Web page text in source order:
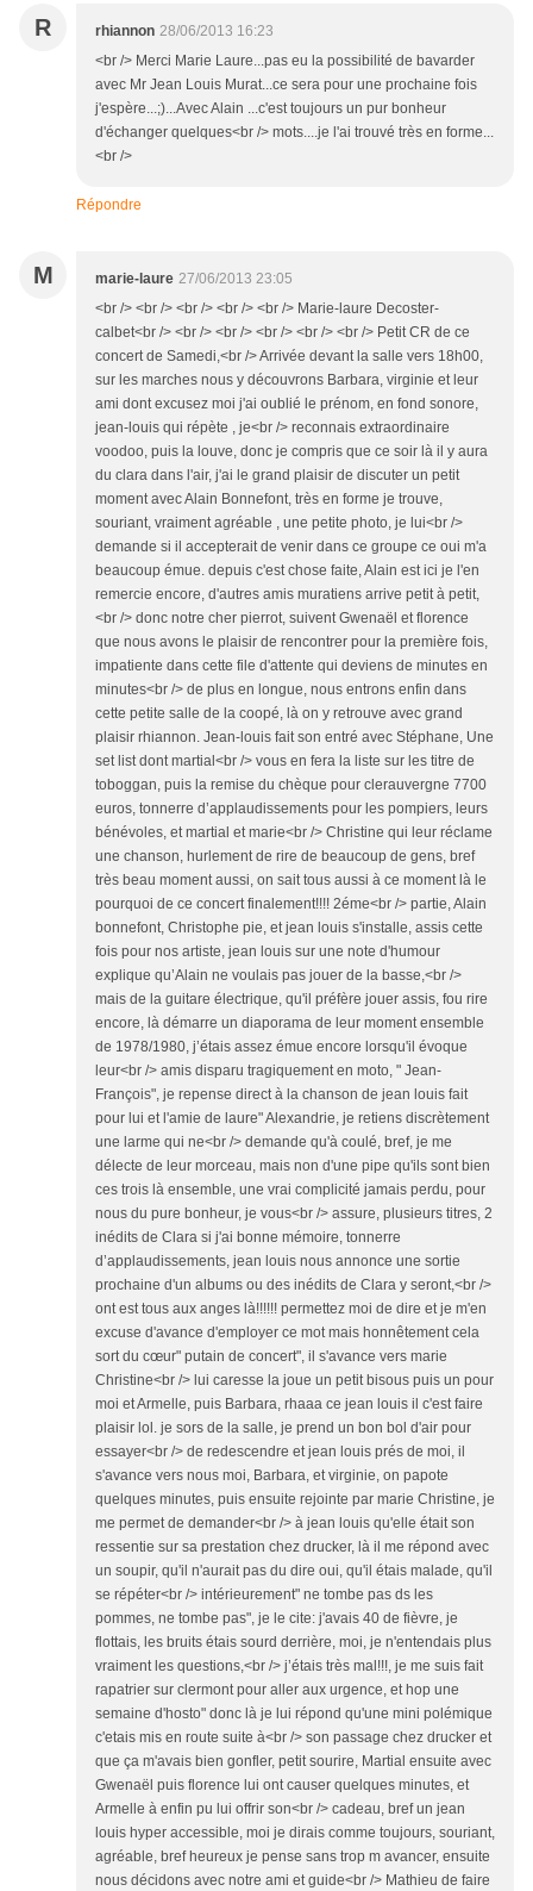
R rhiannon 28/06/2013 16:23
<br /> Merci Marie Laure...pas eu la possibilité de bavarder
avec Mr Jean Louis Murat...ce sera pour une prochaine fois
j'espère...;)...Avec Alain ...c'est toujours un pur bonheur
d'échanger quelques<br /> mots....je l'ai trouvé très en forme...
<br />
Répondre
M marie-laure 27/06/2013 23:05
<br /> <br /> <br /> <br /> <br /> Marie-laure Decoster-
calbet<br /> <br /> <br /> <br /> <br /> <br /> Petit CR de ce
concert de Samedi,<br /> Arrivée devant la salle vers 18h00,
sur les marches nous y découvrons Barbara, virginie et leur
ami dont excusez moi j'ai oublié le prénom, en fond sonore,
jean-louis qui répète , je<br /> reconnais extraordinaire
voodoo, puis la louve, donc je compris que ce soir là il y aura
du clara dans l'air, j'ai le grand plaisir de discuter un petit
moment avec Alain Bonnefont, très en forme je trouve,
souriant, vraiment agréable , une petite photo, je lui<br />
demande si il accepterait de venir dans ce groupe ce oui m'a
beaucoup émue. depuis c'est chose faite, Alain est ici je l'en
remercie encore, d'autres amis muratiens arrive petit à petit,
<br /> donc notre cher pierrot, suivent Gwenaël et florence
que nous avons le plaisir de rencontrer pour la première fois,
impatiente dans cette file d'attente qui deviens de minutes en
minutes<br /> de plus en longue, nous entrons enfin dans
cette petite salle de la coopé, là on y retrouve avec grand
plaisir rhiannon. Jean-louis fait son entré avec Stéphane, Une
set list dont martial<br /> vous en fera la liste sur les titre de
toboggan, puis la remise du chèque pour clerauvergne 7700
euros, tonnerre d’applaudissements pour les pompiers, leurs
bénévoles, et martial et marie<br /> Christine qui leur réclame
une chanson, hurlement de rire de beaucoup de gens, bref
très beau moment aussi, on sait tous aussi à ce moment là le
pourquoi de ce concert finalement!!!! 2éme<br /> partie, Alain
bonnefont, Christophe pie, et jean louis s'installe, assis cette
fois pour nos artiste, jean louis sur une note d'humour
explique qu’Alain ne voulais pas jouer de la basse,<br />
mais de la guitare électrique, qu'il préfère jouer assis, fou rire
encore, là démarre un diaporama de leur moment ensemble
de 1978/1980, j’étais assez émue encore lorsqu'il évoque
leur<br /> amis disparu tragiquement en moto, " Jean-
François", je repense direct à la chanson de jean louis fait
pour lui et l'amie de laure" Alexandrie, je retiens discrètement
une larme qui ne<br /> demande qu'à coulé, bref, je me
délecte de leur morceau, mais non d'une pipe qu'ils sont bien
ces trois là ensemble, une vrai complicité jamais perdu, pour
nous du pure bonheur, je vous<br /> assure, plusieurs titres, 2
inédits de Clara si j'ai bonne mémoire, tonnerre
d’applaudissements, jean louis nous annonce une sortie
prochaine d'un albums ou des inédits de Clara y seront,<br />
ont est tous aux anges là!!!!!! permettez moi de dire et je m'en
excuse d'avance d'employer ce mot mais honnêtement cela
sort du cœur" putain de concert", il s'avance vers marie
Christine<br /> lui caresse la joue un petit bisous puis un pour
moi et Armelle, puis Barbara, rhaaa ce jean louis il c'est faire
plaisir lol. je sors de la salle, je prend un bon bol d'air pour
essayer<br /> de redescendre et jean louis prés de moi, il
s'avance vers nous moi, Barbara, et virginie, on papote
quelques minutes, puis ensuite rejointe par marie Christine, je
me permet de demander<br /> à jean louis qu'elle était son
ressentie sur sa prestation chez drucker, là il me répond avec
un soupir, qu'il n'aurait pas du dire oui, qu'il étais malade, qu'il
se répéter<br /> intérieurement" ne tombe pas ds les
pommes, ne tombe pas", je le cite: j'avais 40 de fièvre, je
flottais, les bruits étais sourd derrière, moi, je n'entendais plus
vraiment les questions,<br /> j’étais très mal!!!, je me suis fait
rapatrier sur clermont pour aller aux urgence, et hop une
semaine d'hosto" donc là je lui répond qu'une mini polémique
c'etais mis en route suite à<br /> son passage chez drucker et
que ça m'avais bien gonfler, petit sourire, Martial ensuite avec
Gwenaël puis florence lui ont causer quelques minutes, et
Armelle à enfin pu lui offrir son<br /> cadeau, bref un jean
louis hyper accessible, moi je dirais comme toujours, souriant,
agréable, bref heureux je pense sans trop m avancer, ensuite
nous décidons avec notre ami et guide<br /> Mathieu de faire